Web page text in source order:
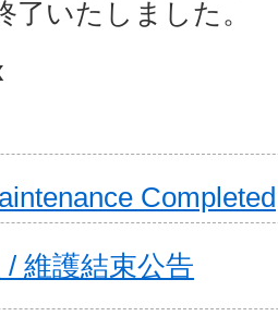
了いたしました。
Completed
/ 維護結束公告